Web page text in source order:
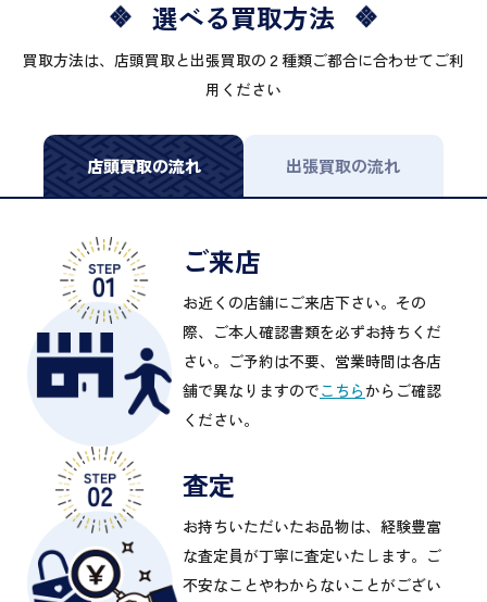
選べる買取方法
買取方法は、店頭買取と出張買取の２種類ご都合に合わせてご利
用ください
店頭買取の流れ 出張買取の流れ
ご来店
お近くの店舗にご来店下さい。その
際、ご本人確認書類を必ずお持ちくだ
さい。ご予約は不要、営業時間は各店
舗で異なりますのでこちらからご確認
ください。
査定
お持ちいただいたお品物は、経験豊富
な査定員が丁寧に査定いたします。ご
不安なことやわからないことがござい